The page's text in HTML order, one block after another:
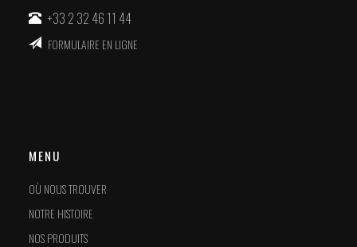
+33 2 32 46 11 44
FORMULAIRE EN LIGNE
MENU
OÙ NOUS TROUVER
NOTRE HISTOIRE
NOS PRODUITS